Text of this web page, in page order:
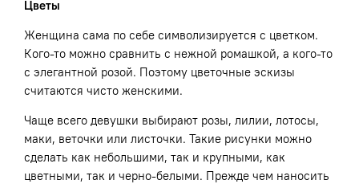
Цветы
Женщина сама по себе символизируется с цветком.
Кого-то можно сравнить с нежной ромашкой, а кого-то
с элегантной розой. Поэтому цветочные эскизы
считаются чисто женскими.
Чаще всего девушки выбирают розы, лилии, лотосы,
маки, веточки или листочки. Такие рисунки можно
сделать как небольшими, так и крупными, как
цветными, так и черно-белыми. Прежде чем наносить